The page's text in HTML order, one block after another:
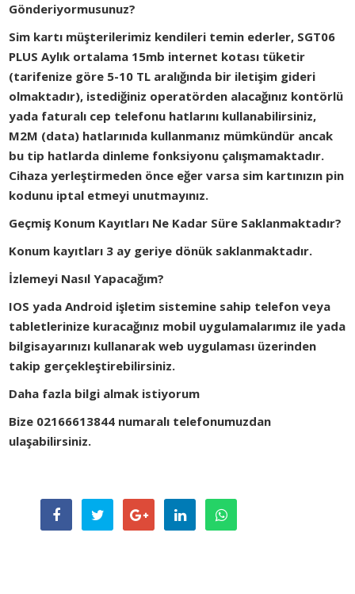
Gönderiyormusunuz?
Sim kartı müşterilerimiz kendileri temin ederler, SGT06
PLUS Aylık ortalama 15mb internet kotası tüketir
(tarifenize göre 5-10 TL aralığında bir iletişim gideri
olmaktadır), istediğiniz operatörden alacağınız kontörlü
yada faturalı cep telefonu hatlarını kullanabilirsiniz,
M2M (data) hatlarınıda kullanmanız mümkündür ancak
bu tip hatlarda dinleme fonksiyonu çalışmamaktadır.
Cihaza yerleştirmeden önce eğer varsa sim kartınızın pin
kodunu iptal etmeyi unutmayınız.
Geçmiş Konum Kayıtları Ne Kadar Süre Saklanmaktadır?
Konum kayıtları 3 ay geriye dönük saklanmaktadır.
İzlemeyi Nasıl Yapacağım?
IOS yada Android işletim sistemine sahip telefon veya
tabletlerinize kuracağınız mobil uygulamalarımız ile yada
bilgisayarınızı kullanarak web uygulaması üzerinden
takip gerçekleştirebilirsiniz.
Daha fazla bilgi almak istiyorum
Bize 02166613844 numaralı telefonumuzdan
ulaşabilirsiniz.